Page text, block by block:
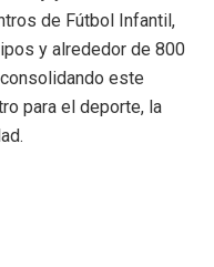
de Fútbol Infantil,
y alrededor de 800
este
para el deporte, la